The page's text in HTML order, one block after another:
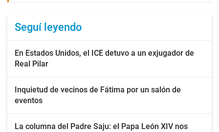
Seguí leyendo
En Estados Unidos, el ICE detuvo a un exjugador de
Real Pilar
Inquietud de vecinos de Fátima por un salón de
eventos
La columna del Padre Saju: el Papa León XIV nos